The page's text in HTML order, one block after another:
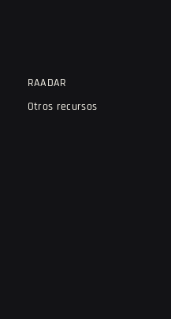
RAADAR
Otros recursos